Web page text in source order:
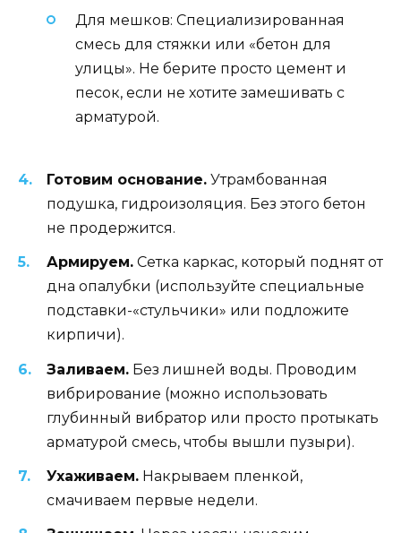
Для мешков: Специализированная
смесь для стяжки или «бетон для
улицы». Не берите просто цемент и
песок, если не хотите замешивать с
арматурой.
Готовим основание. Утрамбованная
подушка, гидроизоляция. Без этого бетон
не продержится.
Армируем. Сетка каркас, который поднят от
дна опалубки (используйте специальные
подставки-«стульчики» или подложите
кирпичи).
Заливаем. Без лишней воды. Проводим
вибрирование (можно использовать
глубинный вибратор или просто протыкать
арматурой смесь, чтобы вышли пузыри).
Ухаживаем. Накрываем пленкой,
смачиваем первые недели.